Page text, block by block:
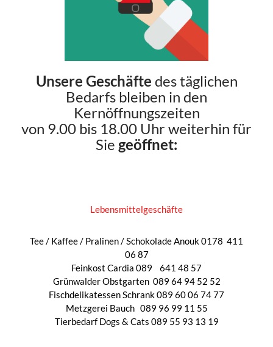
Unsere Geschäfte des täglichen
Bedarfs bleiben in den
Kernöffnungszeiten
von 9.00 bis 18.00 Uhr weiterhin für
Sie geöffnet:
Lebensmittelgeschäfte
Tee / Kaffee / Pralinen / Schokolade Anouk 0178 411
06 87
Feinkost Cardia 089
641 48 57
Grünwalder Obstgarten 089 64 94 52 52
Fischdelikatessen Schrank 089 60 06 74 77
Metzgerei Bauch 089 96 99 11 55
Tierbedarf Dogs & Cats 089 55 93 13 19